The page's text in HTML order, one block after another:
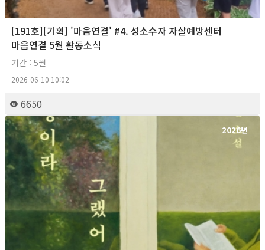
[191호][기획] '마음연결' #4. 성소수자 자살예방센터
마음연결 5월 활동소식
기간 : 5월
2026-06-10 10:02
6650
2026년